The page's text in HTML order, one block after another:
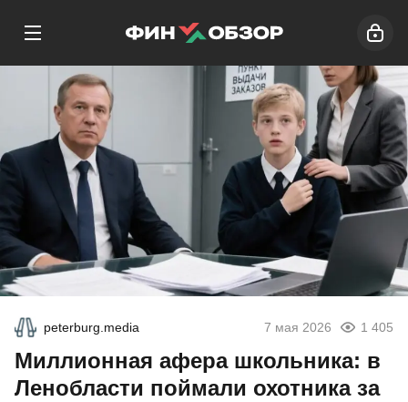
peterburg.media 7 мая 2026 1 405
Миллионная афера школьника: в
Ленобласти поймали охотника за